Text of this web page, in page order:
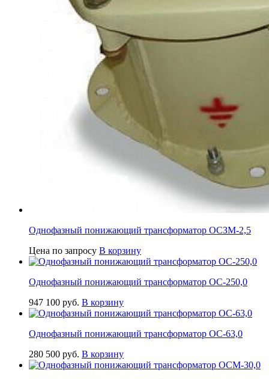
Однофазный понижающий трансформатор ОСЗМ-2,5
Цена по запросу В корзину
Однофазный понижающий трансформатор ОС-250,0
947 100 руб. В корзину
Однофазный понижающий трансформатор ОС-63,0
280 500 руб. В корзину